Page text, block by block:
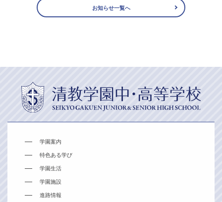
お知らせ一覧へ
学園案内
特色ある学び
学園生活
学園施設
進路情報